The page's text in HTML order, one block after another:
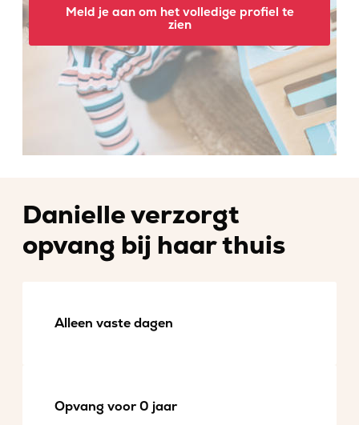
Meld je aan om het volledige profiel te
zien
Danielle verzorgt
opvang bij haar thuis
Alleen vaste dagen
Opvang voor 0 jaar